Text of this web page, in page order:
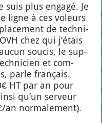
plus enga­gé. Je
ligne à ces voleurs
de tech­ni­
chez qui j’étais
sou­cis, le sup­
et com­
parle fran­çais.
HT par an pour
qu’un ser­veur
an nor­ma­le­ment).